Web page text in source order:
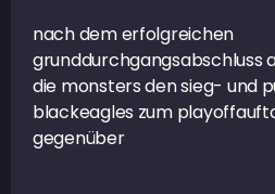
nach dem erfolgreichen
grunddurchgangsabschluss
die monsters den sieg- und
blackeagles zum
gegenüber